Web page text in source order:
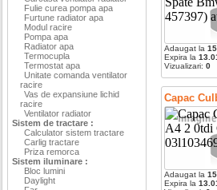
Fulie curea pompa apa
Furtune radiator apa
Modul racire
Pompa apa
Radiator apa
Termocupla
Termostat apa
Unitate comanda ventilator
racire
Vas de expansiune lichid
racire
Ventilator radiator
Sistem de tractare :
Calculator sistem tractare
Carlig tractare
Priza remorca
Sistem iluminare :
Bloc lumini
Daylight
Adaugat la
Expira la
Vizualizari: 0
Capac
Adaugat la
Expira la